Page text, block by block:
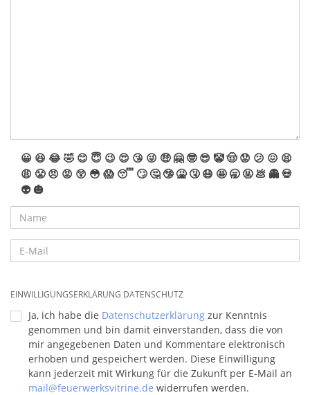
😀 😆 😂🤣 😊 😇 😉 😍 😘 😜 🤑 🤗 🤓 😎 🤡🤠 😟 😕 😖 😫
😩 😤 😠 😡 😲 😳 😱 😴 🙄 🤔 🤥 🤮 🤧 😷 🤩 🥱 🤬 💩 👻 💀
👽 🎃
EINWILLIGUNGSERKLÄRUNG DATENSCHUTZ
Ja, ich habe die Datenschutzerklärung zur Kenntnis
genommen und bin damit einverstanden, dass die von
mir angegebenen Daten und Kommentare elektronisch
erhoben und gespeichert werden. Diese Einwilligung
kann jederzeit mit Wirkung für die Zukunft per E-Mail an
mail@feuerwerksvitrine.de widerrufen werden.